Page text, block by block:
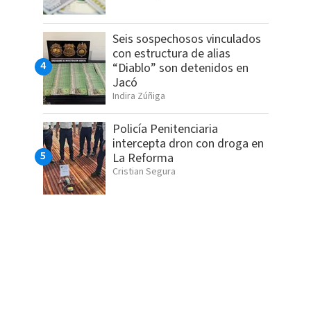
Seis sospechosos vinculados
con estructura de alias
“Diablo” son detenidos en
Jacó
Indira Zúñiga
Policía Penitenciaria
intercepta dron con droga en
La Reforma
Cristian Segura